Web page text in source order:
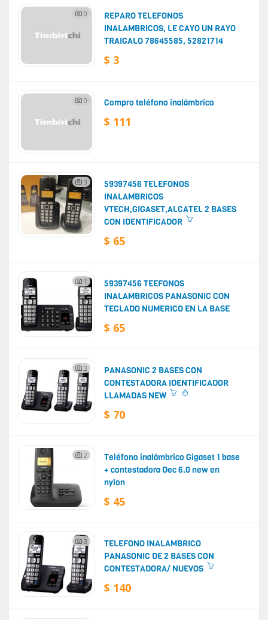
0
REPARO TELEFONOS
INALAMBRICOS, LE CAYO UN RAYO
TRAIGALO 78645585, 52821714
$ 3
0 Compro teléfono inalámbrico
$ 111
3
59397456 TELEFONOS
INALAMBRICOS
VTECH,GIGASET,ALCATEL 2 BASES
CON IDENTIFICADOR
$ 65
1
59397456 TEEFONOS
INALAMBRICOS PANASONIC CON
TECLADO NUMERICO EN LA BASE
$ 65
3
PANASONIC 2 BASES CON
CONTESTADORA IDENTIFICADOR
LLAMADAS NEW
$ 70
2
Teléfono inalámbrico Gigaset 1 base
+ contestadora Dec 6.0 new en
nylon
$ 45
3
TELEFONO INALAMBRICO
PANASONIC DE 2 BASES CON
CONTESTADORA/ NUEVOS
$ 140